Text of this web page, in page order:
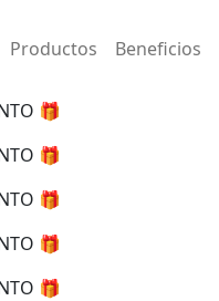
Productos Beneficios
🎁
🎁
🎁
🎁
🎁